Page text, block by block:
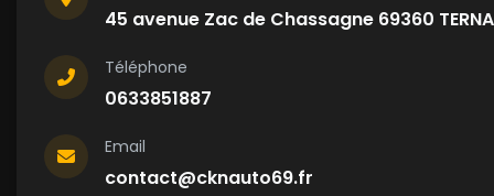
45 avenue Zac de Chassagne 69360
Téléphone
0633851887
Email
contact@cknauto69.fr